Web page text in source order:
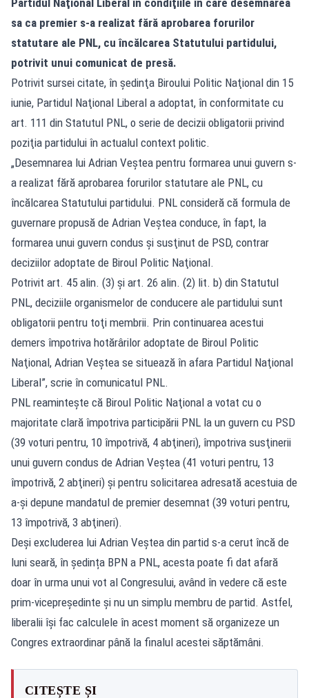
sa ca premier s-a realizat fără aprobarea forurilor
statutare ale PNL, cu încălcarea Statutului partidului,
potrivit unui comunicat de presă.
Potrivit sursei citate, în şedinţa Biroului Politic Naţional din 15
iunie, Partidul Naţional Liberal a adoptat, în conformitate cu
art. 111 din Statutul PNL, o serie de decizii obligatorii privind
poziţia partidului în actualul context politic.
„Desemnarea lui Adrian Veştea pentru formarea unui guvern s-
a realizat fără aprobarea forurilor statutare ale PNL, cu
încălcarea Statutului partidului. PNL consideră că formula de
guvernare propusă de Adrian Veştea conduce, în fapt, la
formarea unui guvern condus şi susţinut de PSD, contrar
deciziilor adoptate de Biroul Politic Naţional.
Potrivit art. 45 alin. (3) şi art. 26 alin. (2) lit. b) din Statutul
PNL, deciziile organismelor de conducere ale partidului sunt
obligatorii pentru toţi membrii. Prin continuarea acestui
demers împotriva hotărârilor adoptate de Biroul Politic
Naţional, Adrian Veştea se situează în afara Partidul Naţional
Liberal”, scrie în comunicatul PNL.
PNL reaminteşte că Biroul Politic Naţional a votat cu o
majoritate clară împotriva participării PNL la un guvern cu PSD
(39 voturi pentru, 10 împotrivă, 4 abţineri), împotriva susţinerii
unui guvern condus de Adrian Veştea (41 voturi pentru, 13
împotrivă, 2 abţineri) şi pentru solicitarea adresată acestuia de
a-şi depune mandatul de premier desemnat (39 voturi pentru,
13 împotrivă, 3 abţineri).
Deși excluderea lui Adrian Veștea din partid s-a cerut încă de
luni seară, în ședința BPN a PNL, acesta poate fi dat afară
doar în urma unui vot al Congresului, având în vedere că este
prim-vicepreședinte și nu un simplu membru de partid. Astfel,
liberalii își fac calculele în acest moment să organizeze un
Congres extraordinar până la finalul acestei săptămâni.
CITEȘTE ȘI